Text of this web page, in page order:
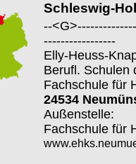
Schleswig-
--
-----------------
Elly-Heuss-
Berufl. Schulen
Fachschule für
24534
Außenstelle:
Fachschule für